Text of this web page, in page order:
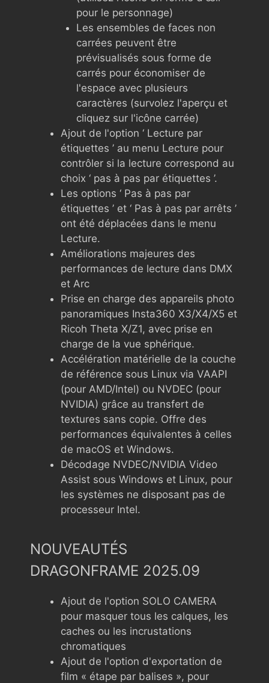
pour le personnage)
Les ensembles de faces non
carrées peuvent être
prévisualisés sous forme de
carrés pour économiser de
l'espace avec plusieurs
caractères (survolez l'aperçu et
cliquez sur l'icône carrée)
Ajout de l'option ‘ Lecture par
étiquettes ’ au menu Lecture pour
contrôler si la lecture correspond au
choix ‘ pas à pas par étiquettes ’.
Les options ‘ Pas à pas par
étiquettes ’ et ‘ Pas à pas par arrêts ’
ont été déplacées dans le menu
Lecture.
Améliorations majeures des
performances de lecture dans DMX
et Arc
Prise en charge des appareils photo
panoramiques Insta360 X3/X4/X5 et
Ricoh Theta X/Z1, avec prise en
charge de la vue sphérique.
Accélération matérielle de la couche
de référence sous Linux via VAAPI
(pour AMD/Intel) ou NVDEC (pour
NVIDIA) grâce au transfert de
textures sans copie. Offre des
performances équivalentes à celles
de macOS et Windows.
Décodage NVDEC/NVIDIA Video
Assist sous Windows et Linux, pour
les systèmes ne disposant pas de
processeur Intel.
NOUVEAUTÉS
DRAGONFRAME 2025.09
Ajout de l'option SOLO CAMERA
pour masquer tous les calques, les
caches ou les incrustations
chromatiques
Ajout de l'option d'exportation de
film « étape par balises », pour